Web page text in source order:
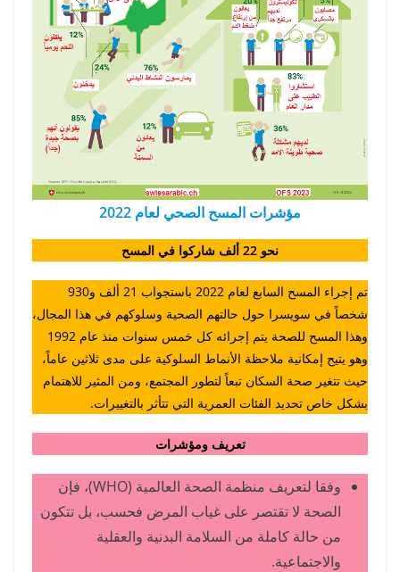
مؤشرات المسح الصحي لعام 2022
نحو 22 ألف شاركوا في المسح
تم إجراء المسح السابع لعام 2022 باستجواب 21 ألف و930
شخصاً في سويسرا حول حالتهم الصحية وسلوكهم في هذا المجال،
وهذا المسح للصحة يتم إجرائه كل خمس سنوات منذ عام 1992
وهو يتيح إمكانية ملاحظة الأنماط السلوكية على مدى ثلاثين عاماً،
حيث تتغير صحة السكان تبعاً لتطور المجتمع، ومن المثير للاهتمام
بشكل خاص تحديد الفئات العمرية التي تتأثر بالتغييرات.
تعريف ومؤشرات
وفقا لتعريف منظمة الصحة العالمية (WHO)، فإن
الصحة لا تقتصر على غياب المرض فحسب، بل تتكون
من حالة كاملة من السلامة البدنية والعقلية
والاجتماعية.